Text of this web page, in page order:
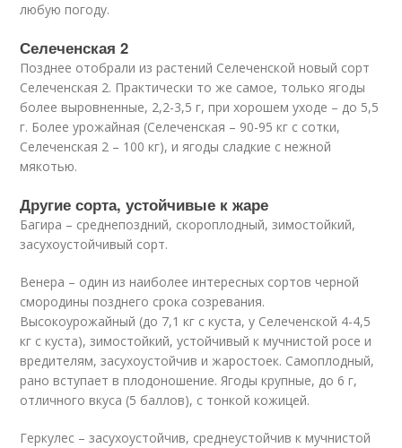
любую погоду.
Селеченская 2
Позднее отобрали из растений Селеченской новый сорт
Селеченская 2. Практически то же самое, только ягоды
более выровненные, 2,2-3,5 г, при хорошем уходе – до 5,5
г. Более урожайная (Селеченская – 90-95 кг с сотки,
Селеченская 2 – 100 кг), и ягоды сладкие с нежной
мякотью.
Другие сорта, устойчивые к жаре
Багира – среднепоздний, скороплодный, зимостойкий,
засухоустойчивый сорт.
Венера – один из наиболее интересных сортов черной
смородины позднего срока созревания.
Высокоурожайный (до 7,1 кг с куста, у Селеченской 4-4,5
кг с куста), зимостойкий, устойчивый к мучнистой росе и
вредителям, засухоустойчив и жаростоек. Самоплодный,
рано вступает в плодоношение. Ягоды крупные, до 6 г,
отличного вкуса (5 баллов), с тонкой кожицей.
Геркулес – засухоустойчив, среднеустойчив к мучнистой